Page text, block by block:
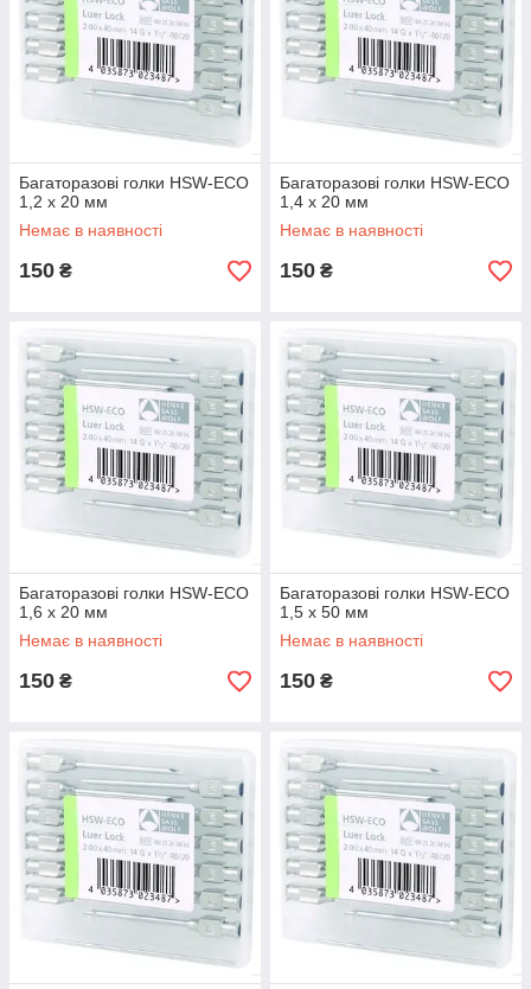
Багаторазові голки HSW-ECO
1,2 х 20 мм
Немає в наявності
150 ₴
Багаторазові голки HSW-ECO
1,4 х 20 мм
Немає в наявності
150 ₴
Багаторазові голки HSW-ECO
1,6 х 20 мм
Немає в наявності
150 ₴
Багаторазові голки HSW-ECO
1,5 х 50 мм
Немає в наявності
150 ₴